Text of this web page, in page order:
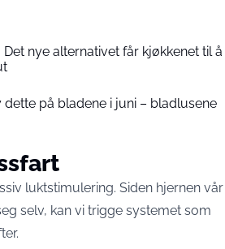
nye alternativet får kjøkkenet til å
på bladene i juni – bladlusene
luktstimulering. Siden hjernen vår
selv, kan vi trigge systemet som